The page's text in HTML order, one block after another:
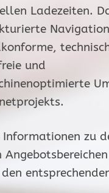
Ladezeiten.
und
Informationen zu